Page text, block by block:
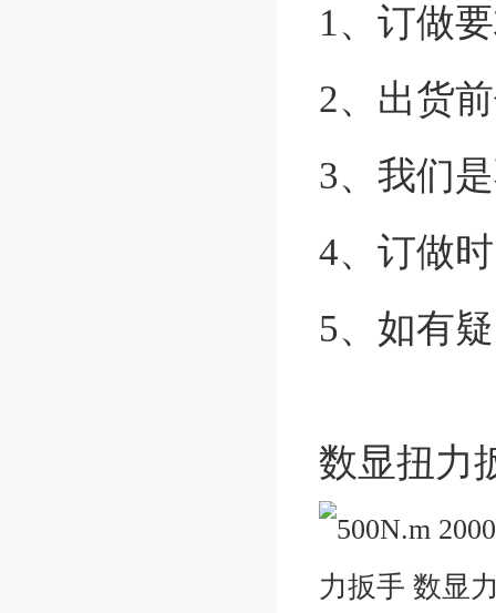
1、订做
2、出货
3、我们
4、订做
5、如有
数显扭力